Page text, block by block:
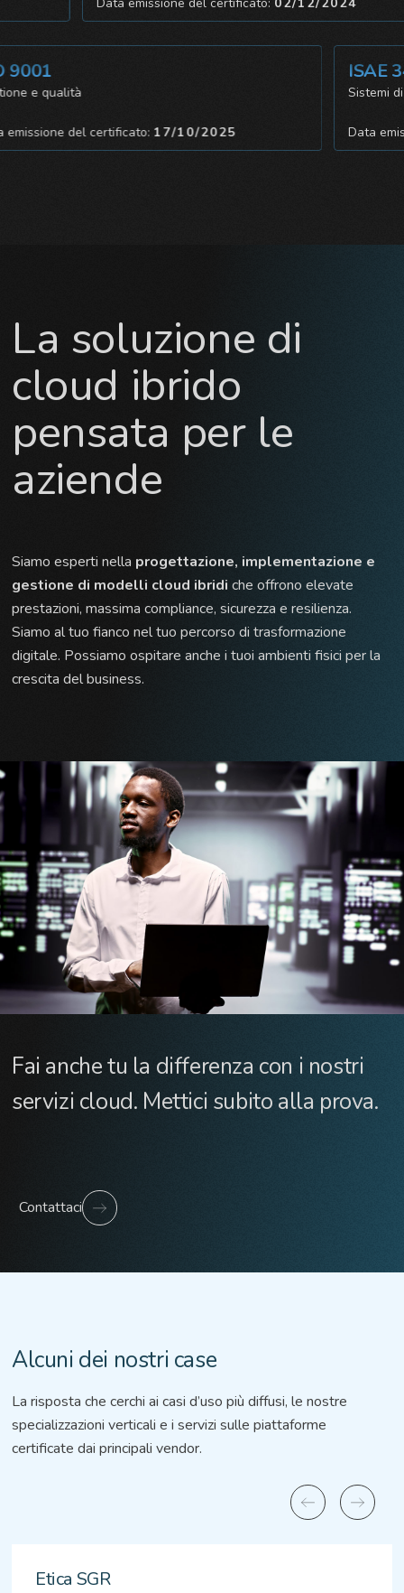
e qualità
del certificato:17/10/2025
ISAE
Sistemi di
Data
La soluzione di
cloud ibrido
pensata per le
aziende
Siamo esperti nella progettazione, implementazione e
gestione di modelli cloud ibridi che offrono elevate
prestazioni, massima compliance, sicurezza e resilienza.
Siamo al tuo fianco nel tuo percorso di trasformazione
digitale. Possiamo ospitare anche i tuoi ambienti fisici per la
crescita del business.
Fai anche tu la differenza con i nostri
servizi cloud. Mettici subito alla prova.
Contattaci
Alcuni dei nostri case
La risposta che cerchi ai casi d’uso più diffusi, le nostre
specializzazioni verticali e i servizi sulle piattaforme
certificate dai principali vendor.
Etica SGR